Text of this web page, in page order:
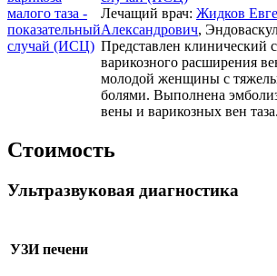
Лечащий врач: Жидков
Александрович,
Представлен клинический
варикозного расширения
молодой женщины с
болями. Выполнена
вены и варикозных вен таза.
Стоимость
Ультразвуковая диагностика
УЗИ печени